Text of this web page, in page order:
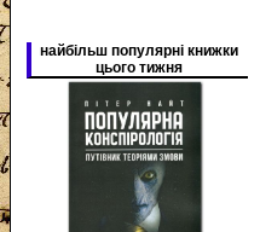
найбільш популярні книжки
цього тижня